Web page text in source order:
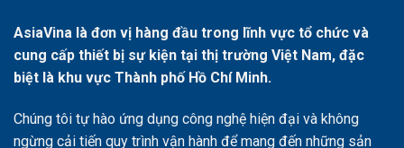
AsiaVina là đơn vị hàng đầu trong lĩnh vực tổ chức và
cung cấp thiết bị sự kiện tại thị trường Việt Nam, đặc
biệt là khu vực Thành phố Hồ Chí Minh.
Chúng tôi tự hào ứng dụng công nghệ hiện đại và không
ngừng cải tiến quy trình vận hành để mang đến những sản